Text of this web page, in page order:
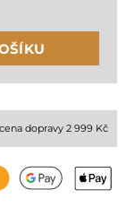
dopravy 2 999 Kč